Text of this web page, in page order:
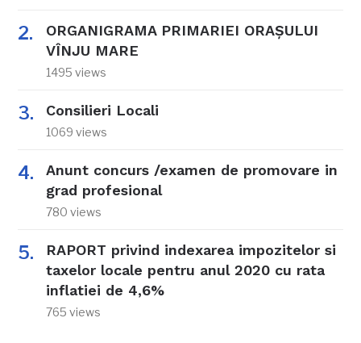
ORGANIGRAMA PRIMARIEI ORAŞULUI
VÎNJU MARE
1495 views
Consilieri Locali
1069 views
Anunt concurs /examen de promovare in
grad profesional
780 views
RAPORT privind indexarea impozitelor si
taxelor locale pentru anul 2020 cu rata
inflatiei de 4,6%
765 views